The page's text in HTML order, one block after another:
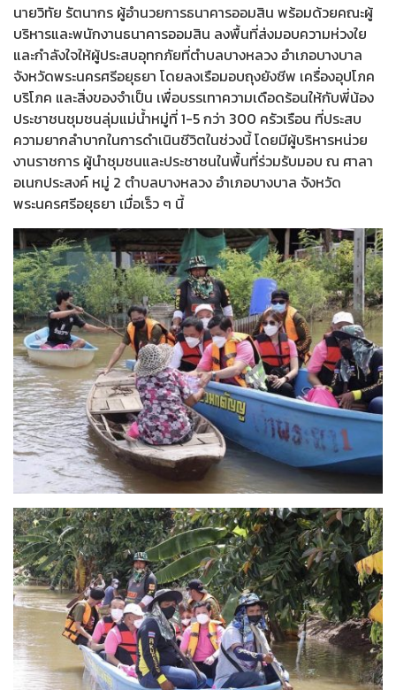
นายวิทัย รัตนากร ผู้อำนวยการธนาคารออมสิน พร้อมด้วยคณะผู้
บริหารและพนักงานธนาคารออมสิน ลงพื้นที่ส่งมอบความห่วงใย
และกำลังใจให้ผู้ประสบอุทกภัยที่ตำบลบางหลวง อำเภอบางบาล
จังหวัดพระนครศรีอยุธยา โดยลงเรือมอบถุงยังชีพ เครื่องอุปโภค
บริโภค และสิ่งของจำเป็น เพื่อบรรเทาความเดือดร้อนให้กับพี่น้อง
ประชาชนชุมชนลุ่มแม่น้ำหมู่ที่ 1-5 กว่า 300 ครัวเรือน ที่ประสบ
ความยากลำบากในการดำเนินชีวิตในช่วงนี้ โดยมีผู้บริหารหน่วย
งานราชการ ผู้นำชุมชนและประชาชนในพื้นที่ร่วมรับมอบ ณ ศาลา
อเนกประสงค์ หมู่ 2 ตำบลบางหลวง อำเภอบางบาล จังหวัด
พระนครศรีอยุธยา เมื่อเร็ว ๆ นี้